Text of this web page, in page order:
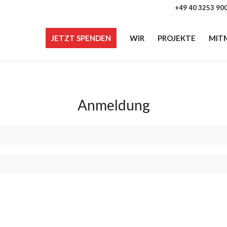
+49 40 3253
JETZT SPENDEN WIR PROJEKTE
Anmeldung